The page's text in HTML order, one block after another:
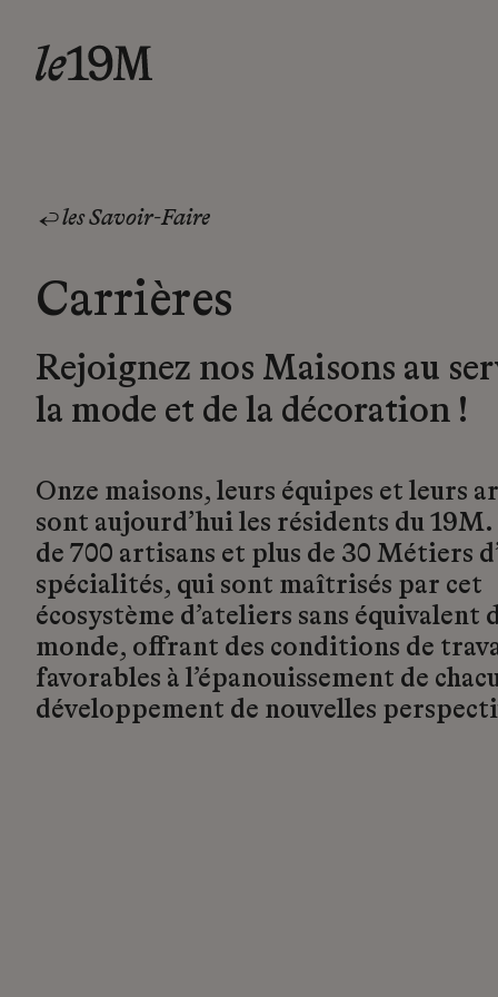
les Savoir-Faire
Carrières
Rejoignez nos Maisons au
la mode et de la décoration !
Onze maisons, leurs équipes et leurs
sont aujourd’hui les résidents du
de 700 artisans et plus de 30 Métiers
spécialités, qui sont maîtrisés par cet
écosystème d’ateliers sans équivalent
monde, offrant des conditions de
favorables à l’épanouissement de
développement de nouvelles